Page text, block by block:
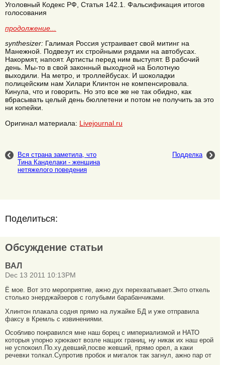
Уголовный Кодекс РФ, Статья 142.1. Фальсификация итогов
голосования
продолжение...
synthesizer: Галимая Россия устраивает свой митинг на
Манежной. Подвезут их стройными рядами на автобусах.
Накормят, напоят. Артисты перед ним выступят. В рабочий
день. Мы-то в свой законный выходной на Болотную
выходили. На метро, и троллейбусах. И шоколадки
полицейским нам Хилари Клинтон не компенсировала.
Кинула, что и говорить. Но это все же не так обидно, как
вбрасывать целый день бюллетени и потом не получить за это
ни копейки.
Оригинал материала: Livejournal.ru
Вся страна заметила, что
Тина Канделаки - женщина
нетяжелого поведения
Подделка
Поделиться:
Обсуждение статьи
ВАЛ
Dec 13 2011 10:13PM
Ё мое. Вот это мероприятие, ажно дух перехватывает.Энто откель
столько энерджайзеров с голубыми барабанчиками.
Хлинтон плакала содня прямо на лужайке БД и уже отправила
факсу в Кремль с извинениями.
Особливо понравился мне наш борец с империализмой и НАТО
которыя упорно хрюкают возле нащих границ, ну никак их наш ерой
не успокоил.По.ху.девший,посве жевший, прямо орел, а каки
речевки толкал.Супротив пробок и мигалок так загнул, ажно пар от